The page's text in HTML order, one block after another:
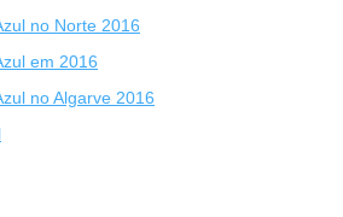
no Norte 2016
em 2016
no Algarve 2016